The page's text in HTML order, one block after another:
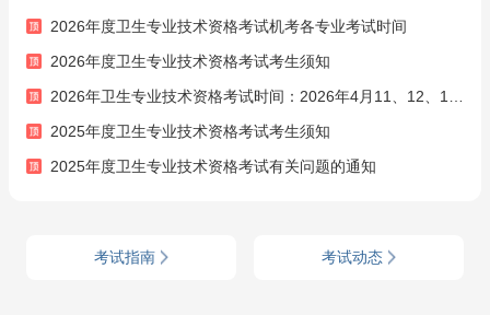
2026年度卫生专业技术资格考试机考各专业考试时间
2026年度卫生专业技术资格考试考生须知
2026年卫生专业技术资格考试时间：2026年4月11、12、18、19、25、26日
2025年度卫生专业技术资格考试考生须知
2025年度卫生专业技术资格考试有关问题的通知
考试指南 考试动态